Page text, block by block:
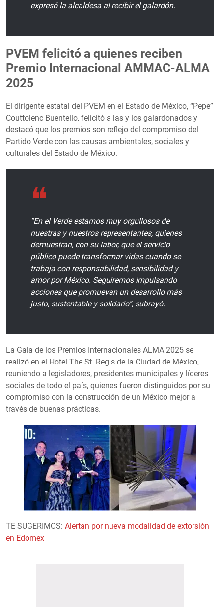
expresó la alcaldesa al recibir el galardón.
PVEM felicitó a quienes reciben
Premio Internacional AMMAC-ALMA
2025
El dirigente estatal del PVEM en el Estado de México, “Pepe”
Couttolenc Buentello, felicitó a las y los galardonados y
destacó que los premios son reflejo del compromiso del
Partido Verde con las causas ambientales, sociales y
culturales del Estado de México.
“En el Verde estamos muy orgullosos de
nuestras y nuestros representantes, quienes
demuestran, con su labor, que el servicio
público puede transformar vidas cuando se
trabaja con responsabilidad, sensibilidad y
amor por México. Seguiremos impulsando
acciones que promuevan un desarrollo más
justo, sustentable y solidario”, subrayó.
La Gala de los Premios Internacionales ALMA 2025 se
realizó en el Hotel The St. Regis de la Ciudad de México,
reuniendo a legisladores, presidentes municipales y líderes
sociales de todo el país, quienes fueron distinguidos por su
compromiso con la construcción de un México mejor a
través de buenas prácticas.
TE SUGERIMOS: Alertan por nueva modalidad de extorsión
en Edomex